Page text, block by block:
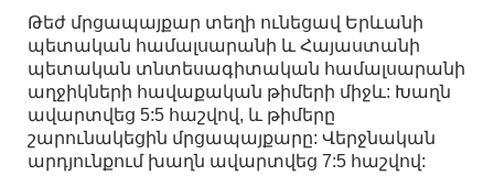
Թեժ մրցապայքար տեղի ունեցավ Երևանի
պետական համալսարանի և Հայաստանի
պետական տնտեսագիտական համալսարանի
աղջիկների հավաքական թիմերի միջև: Խաղն
ավարտվեց 5:5 հաշվով, և թիմերը
շարունակեցին մրցապայքարը: Վերջնական
արդյունքում խաղն ավարտվեց 7:5 հաշվով: